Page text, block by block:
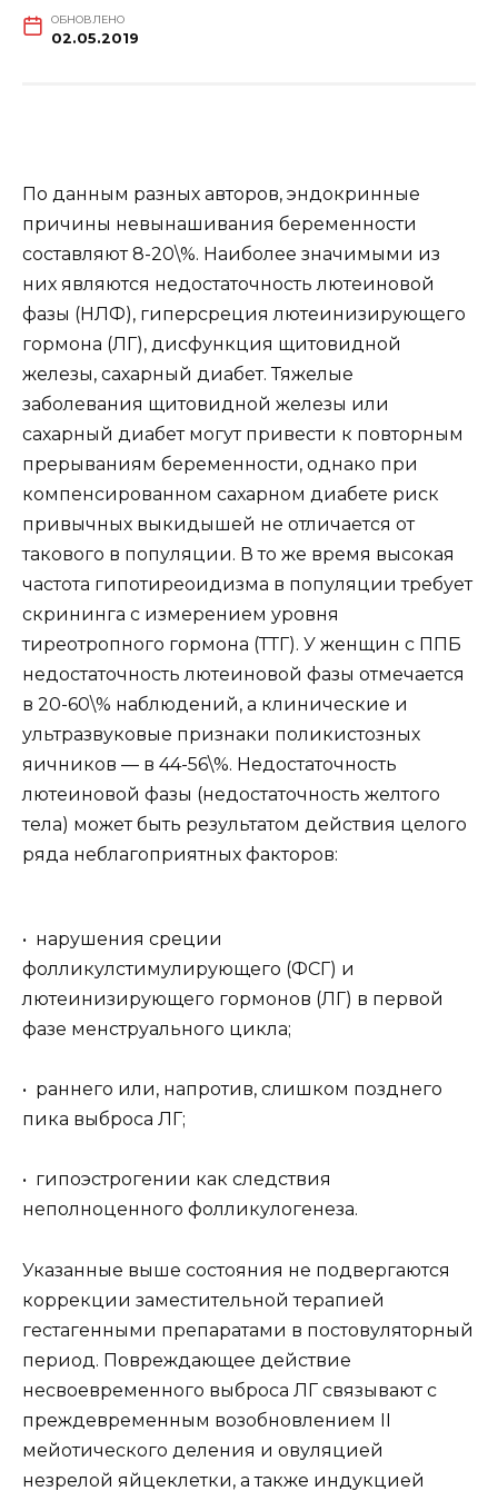
ОБНОВЛЕНО
02.05.2019
По данным разных авторов, эндокринные
причины невынашивания беременности
составляют 8-20\%. Наиболее значимыми из
них являются недостаточность лютеиновой
фазы (НЛФ), гиперсреция лютеинизирующего
гормона (ЛГ), дисфункция щитовидной
железы, сахарный диабет. Тяжелые
заболевания щитовидной железы или
сахарный диабет могут привести к повторным
прерываниям беременности, однако при
компенсированном сахарном диабете риск
привычных выкидышей не отличается от
такового в популяции. В то же время высокая
частота гипотиреоидизма в популяции требует
скрининга с измерением уровня
тиреотропного гормона (ТТГ). У женщин с ППБ
недостаточность лютеиновой фазы отмечается
в 20-60\% наблюдений, а клинические и
ультразвуковые признаки поликистозных
яичников — в 44-56\%. Недостаточность
лютеиновой фазы (недостаточность желтого
тела) может быть результатом действия целого
ряда неблагоприятных факторов:
• нарушения среции
фолликулстимулирующего (ФСГ) и
лютеинизирующего гормонов (ЛГ) в первой
фазе менструального цикла;
• раннего или, напротив, слишком позднего
пика выброса ЛГ;
• гипоэстрогении как следствия
неполноценного фолликулогенеза.
Указанные выше состояния не подвергаются
коррекции заместительной терапией
гестагенными препаратами в постовуляторный
период. Повреждающее действие
несвоевременного выброса ЛГ связывают с
преждевременным возобновлением II
мейотического деления и овуляцией
незрелой яйцеклетки, а также индукцией